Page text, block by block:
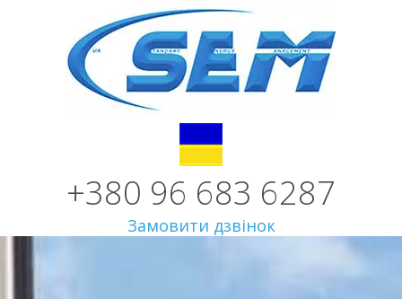
+380 96 683 6287
Замовити дзвінок